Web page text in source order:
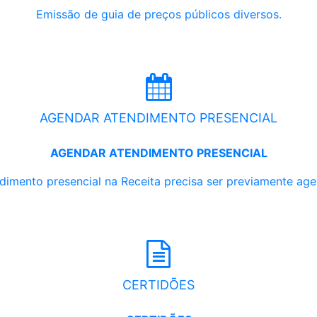
Emissão de guia de preços públicos diversos.
AGENDAR ATENDIMENTO PRESENCIAL
AGENDAR ATENDIMENTO PRESENCIAL
presencial na Receita precisa ser previamente
CERTIDÕES